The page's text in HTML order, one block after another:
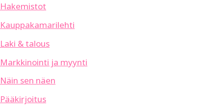
Hakemistot
Kauppakamarilehti
Laki & talous
Markkinointi ja myynti
Näin sen näen
Pääkirjoitus